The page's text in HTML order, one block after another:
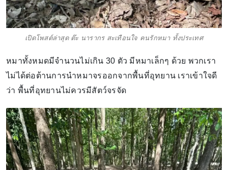
เปิดโพสต์ล่าสุด ต๊ะ นารากร สะเทือนใจ คนรักหมา ทั้งประเทศ
หมาทั้งหมดมีจำนวนไม่เกิน 30 ตัว มีหมาเล็กๆ ด้วย พวกเรา
ไม่ได้ต่อต้านการนำหมาจรออกจากพื้นที่อุทยาน เราเข้าใจดี
ว่า พื้นที่อุทยานไม่ควรมีสัตว์จรจัด